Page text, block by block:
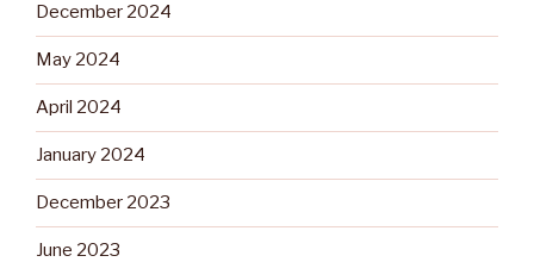
December 2024
May 2024
April 2024
January 2024
December 2023
June 2023